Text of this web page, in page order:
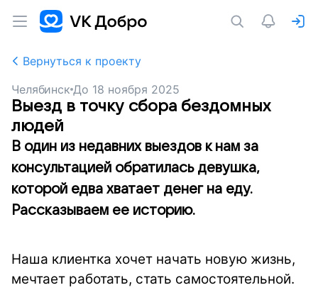
Вернуться к проекту
Челябинск До 18 ноября 2025
Выезд в точку сбора бездомных
людей
В один из недавних выездов к нам за
консультацией обратилась девушка,
которой едва хватает денег на еду.
Рассказываем ее историю.
Наша клиентка хочет начать новую жизнь,
мечтает работать, стать самостоятельной.